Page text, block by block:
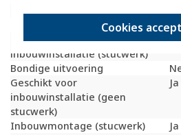
Cookies
Uitvoering oppervlakte
Geschikt voor wandgoot
Ja
Geschikt voor
inbouwinstallatie (stucwerk)
Ja
Bondige uitvoering
Geschikt voor
inbouwinstallatie (geen
stucwerk)
Ja
Inbouwmontage (stucwerk)
Ja